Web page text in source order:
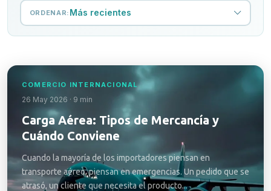
ORDENAR: Más recientes
COMERCIO INTERNACIONAL
26 May 2026 · 9 min
Carga Aérea: Tipos de Mercancía y
Cuándo Conviene
Cuando la mayoría de los importadores piensan en
transporte aéreo, piensan en emergencias. Un pedido que se
atrasó, un cliente que necesita el producto...